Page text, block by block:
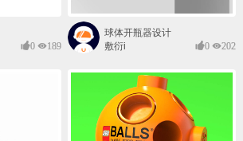
0 189
球体开瓶器设计
敷衍i
0 202